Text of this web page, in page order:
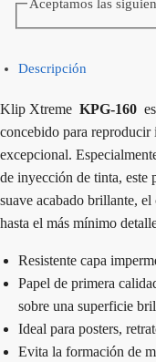
Aceptamos las
Descripción
Klip Xtreme KPG-160
concebido para reproducir
excepcional.
de inyección de tinta, este
suave acabado brillante,
hasta el más mínimo
Resistente capa
Papel de primera
sobre una superficie
Ideal para posters,
Evita la formación de